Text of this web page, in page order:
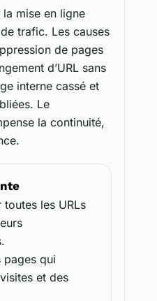
la mise en ligne
trafic. Les causes
de pages
d’URL sans
interne cassé et
Le
la continuité,
les URLs
pages qui
et des